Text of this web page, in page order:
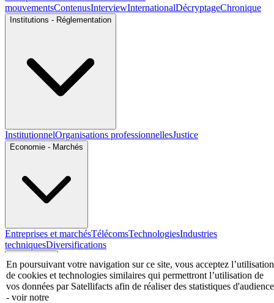
mouvementsContenusInterviewInternationalDécryptageChronique
Institutions - Réglementation
InstitutionnelOrganisations professionnellesJustice
Economie - Marchés
Entreprises et marchésTélécomsTechnologiesIndustries
techniquesDiversifications
En poursuivant votre navigation sur ce site, vous acceptez l’utilisation
de cookies et technologies similaires qui permettront l’utilisation de
vos données par Satellifacts afin de réaliser des statistiques d'audience
- voir notre